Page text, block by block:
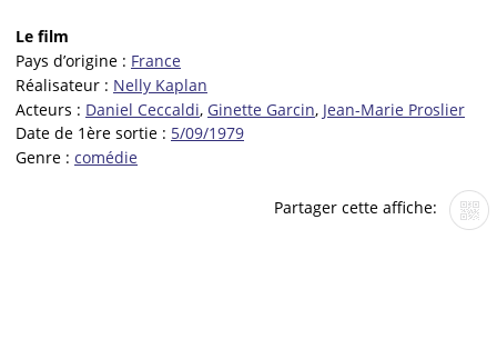
Le film
Pays d’origine : France
Réalisateur : Nelly Kaplan
Acteurs : Daniel Ceccaldi, Ginette Garcin, Jean-Marie Proslier
Date de 1ère sortie : 5/09/1979
Genre : comédie
Partager cette affiche: